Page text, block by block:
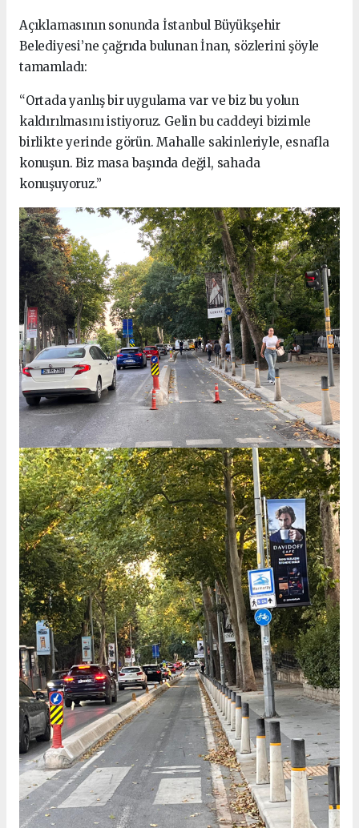
Açıklamasının sonunda İstanbul Büyükşehir
Belediyesi’ne çağrıda bulunan İnan, sözlerini şöyle
tamamladı:
“Ortada yanlış bir uygulama var ve biz bu yolun
kaldırılmasını istiyoruz. Gelin bu caddeyi bizimle
birlikte yerinde görün. Mahalle sakinleriyle, esnafla
konuşun. Biz masa başında değil, sahada
konuşuyoruz.”